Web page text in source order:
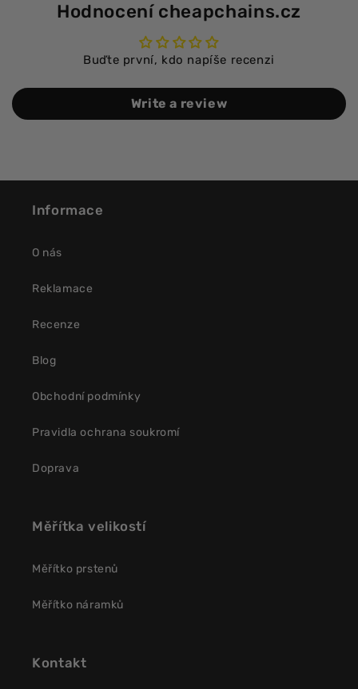
Hodnocení cheapchains.cz
Buďte první, kdo napíše recenzi
Write a review
Informace
O nás
Reklamace
Recenze
Blog
Obchodní podmínky
Pravidla ochrana soukromí
Doprava
Měřítka velikostí
Měřítko prstenů
Měřítko náramků
Kontakt